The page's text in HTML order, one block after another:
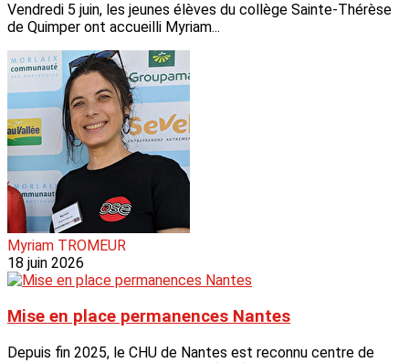
Vendredi 5 juin, les jeunes élèves du collège Sainte-Thérèse
de Quimper ont accueilli Myriam...
Myriam TROMEUR
18 juin 2026
Mise en place permanences Nantes
Depuis fin 2025, le CHU de Nantes est reconnu centre de